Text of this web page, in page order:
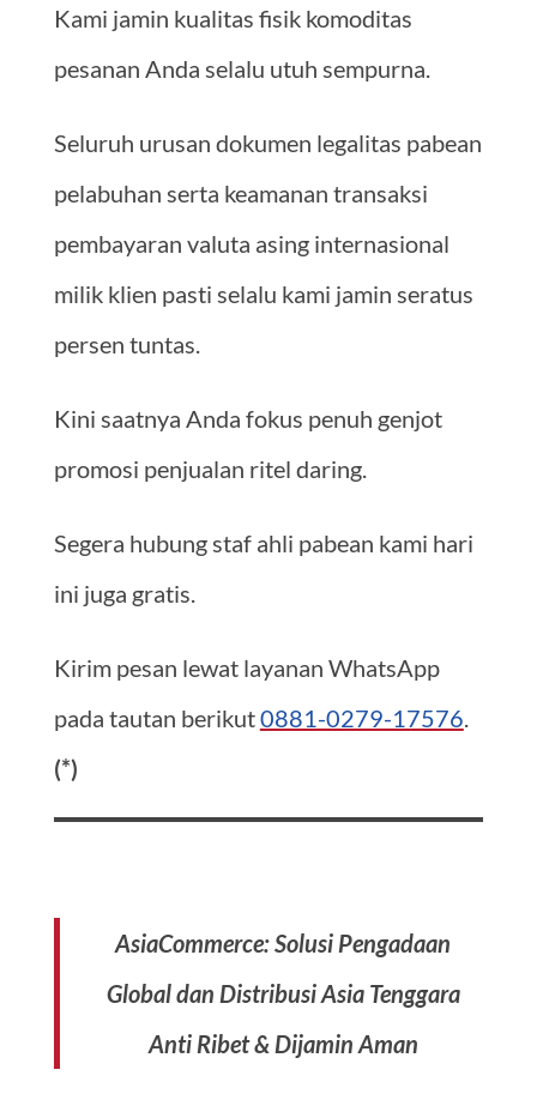
Kami jamin kualitas fisik komoditas
pesanan Anda selalu utuh sempurna.
Seluruh urusan dokumen legalitas pabean
pelabuhan serta keamanan transaksi
pembayaran valuta asing internasional
milik klien pasti selalu kami jamin seratus
persen tuntas.
Kini saatnya Anda fokus penuh genjot
promosi penjualan ritel daring.
Segera hubung staf ahli pabean kami hari
ini juga gratis.
Kirim pesan lewat layanan WhatsApp
pada tautan berikut0881-0279-17576.
(*)
AsiaCommerce: Solusi Pengadaan
Global dan Distribusi Asia Tenggara
Anti Ribet & Dijamin Aman